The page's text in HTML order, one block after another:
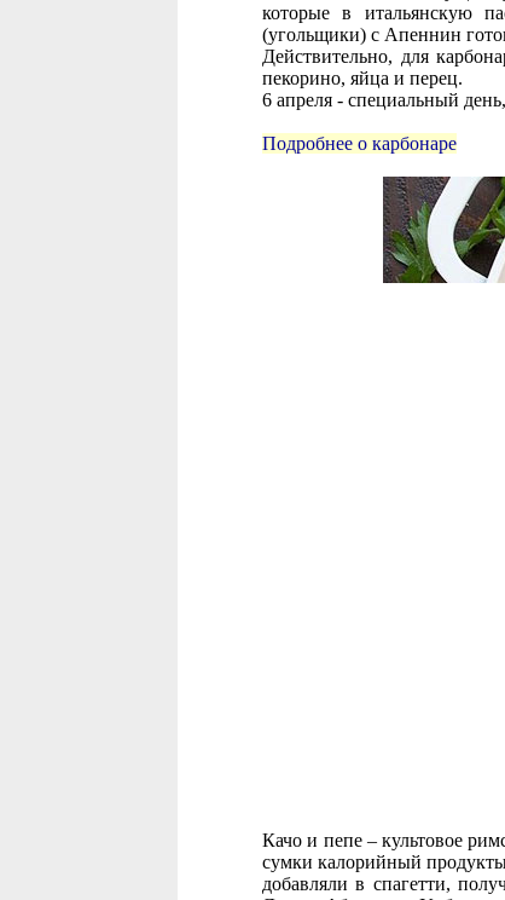
которые в итальянскую
(угольщики) с Апеннин
Действительно, для
пекорино, яйца и перец.
6 апреля - специальный
Подробнее о карбонаре
Качо и пепе – культовое
сумки калорийный
добавляли в спагетти,